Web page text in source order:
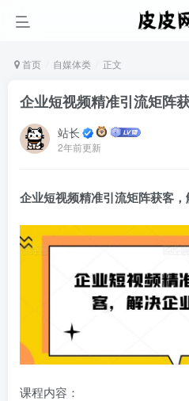
首页 自媒体类 正文
企业短视频精准引流矩阵
站长
2年前更新
企业短视频精准引流矩阵获客
课程内容：